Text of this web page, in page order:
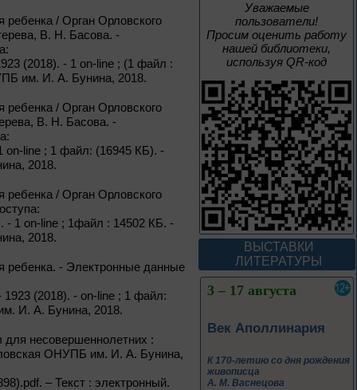
/ Орган Орловского
В. Н. Басова. -
(2018). - 1 on-line ; (1 файл :
им. И. А. Бунина, 2018.
/ Орган Орловского
В. Н. Басова. -
on-line ; 1 файл: (16945 КБ). -
2018.
/ Орган Орловского
- 1 on-line ; 1файл : 14502 КБ. -
2018.
ребенка. - Электронные данные
(2018). - on-line ; 1 файл:
И. А. Бунина, 2018.
для несовершеннолетних :
ОНУПБ им. И. А. Бунина,
– Текст : электронный.
Уважаемые
пользователи!
Просим оценить работу
нашей библиотеки,
используя QR-код
ВЫСТАВКИ
ЛИТЕРАТУРЫ
До конца года
Творец и муза
Цикл выставок литературы
4 – 14 августа
В борьбе против
нацизма мы были
вместе
Великая Победа народов
многонациональной страны
3 – 17 августа
Век Аполлинария
К 170-летию со дня рождения
живописца
А. М. Васнецова